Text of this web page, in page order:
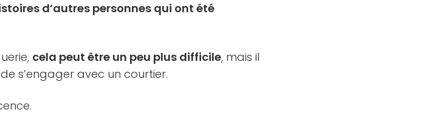
d’autres personnes qui ont été
cela peut être un peu plus difficile, mais il
s’engager avec un courtier.